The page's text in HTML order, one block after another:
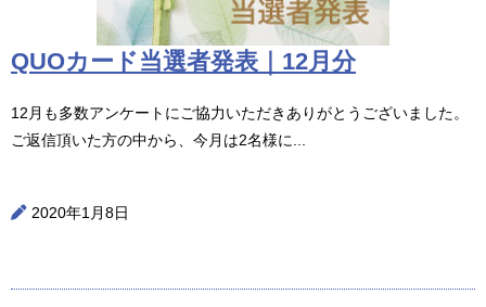
QUOカード当選者発表｜12月分
12月も多数アンケートにご協力いただきありがとうございました。
ご返信頂いた方の中から、今月は2名様に...
2020年1月8日